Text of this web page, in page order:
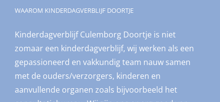
WAAROM KINDERDAGVERBLIJF DOORTJE
Kinderdagverblijf Culemborg Doortje is niet
zomaar een kinderdagverblijf, wij werken als een
gepassioneerd en vakkundig team nauw samen
met de ouders/verzorgers, kinderen en
aanvullende organen zoals bijvoorbeeld het